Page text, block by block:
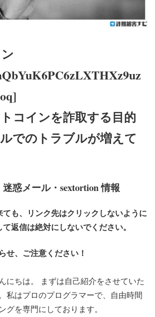
コインを詐取する目的
でのトラブルが増えて
惑メール・sextortion 情報
も、リンク先はクリックしないように
返信は絶対にしないでください。
せ、ご注意ください！
にちは。 まずは自己紹介をさせていた
私はプロのプログラマーで、自由時間
グを専門にしております。